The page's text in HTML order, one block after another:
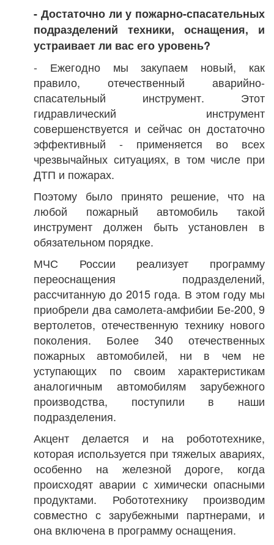
- Достаточно ли у пожарно-спасательных
подразделений техники, оснащения, и
устраивает ли вас его уровень?
- Ежегодно мы закупаем новый, как
правило, отечественный аварийно-
спасательный инструмент. Этот
гидравлический инструмент
совершенствуется и сейчас он достаточно
эффективный - применяется во всех
чрезвычайных ситуациях, в том числе при
ДТП и пожарах.
Поэтому было принято решение, что на
любой пожарный автомобиль такой
инструмент должен быть установлен в
обязательном порядке.
МЧС России реализует программу
переоснащения подразделений,
рассчитанную до 2015 года. В этом году мы
приобрели два самолета-амфибии Бе-200, 9
вертолетов, отечественную технику нового
поколения. Более 340 отечественных
пожарных автомобилей, ни в чем не
уступающих по своим характеристикам
аналогичным автомобилям зарубежного
производства, поступили в наши
подразделения.
Акцент делается и на робототехнике,
которая используется при тяжелых авариях,
особенно на железной дороге, когда
происходят аварии с химически опасными
продуктами. Робототехнику производим
совместно с зарубежными партнерами, и
она включена в программу оснащения.